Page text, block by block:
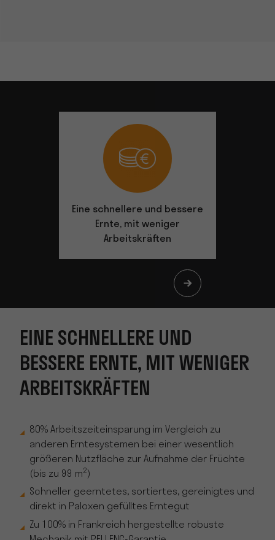
Eine schnellere und bessere
Ernte, mit weniger
Arbeitskräften
EINE SCHNELLERE UND
BESSERE ERNTE, MIT WENIGER
ARBEITSKRÄFTEN
80% Arbeitszeiteinsparung im Vergleich zu
anderen Erntesystemen bei einer wesentlich
größeren Nutzfläche zur Aufnahme der Früchte
(bis zu 99 m2 )
Schneller geerntetes, sortiertes, gereinigtes und
direkt in Paloxen gefülltes Erntegut
Zu 100% in Frankreich hergestellte robuste